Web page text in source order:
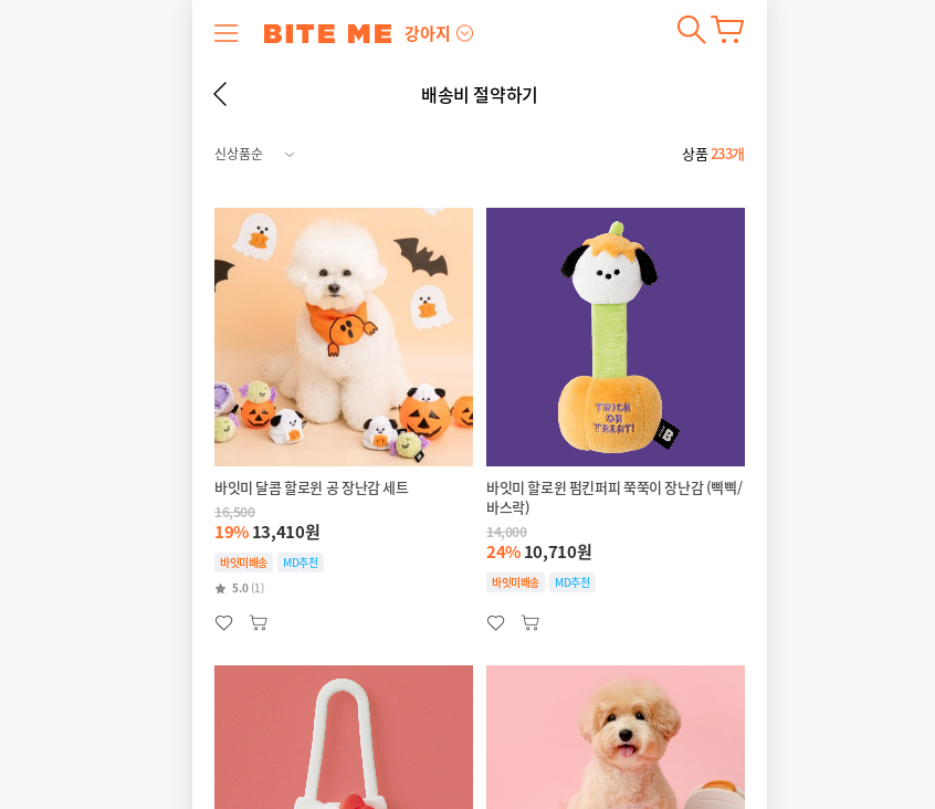
강아지
배송비 절약하기
상품233개
바잇미 달콤 할로윈 공 장난감 세트
16,500
19%13,410원
바잇미배송
MD추천
5.0 (1)
바잇미 할로윈 펌킨퍼피 쭉쭉이 장난감 (삑삑/
바스락)
14,000
24%10,710원
바잇미배송 MD추천